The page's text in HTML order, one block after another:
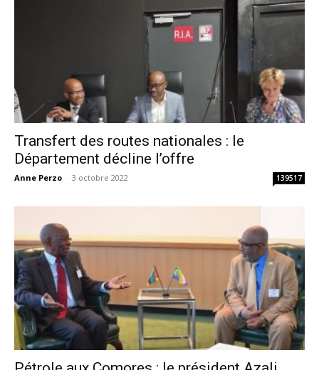
Transfert des routes nationales : le
Département décline l’offre
Anne Perzo - 3 octobre 2022 139517